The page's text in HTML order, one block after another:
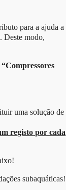
para a ajuda a
Deste modo,
“Compressores
uma solução de
registo por cada
subaquáticas!